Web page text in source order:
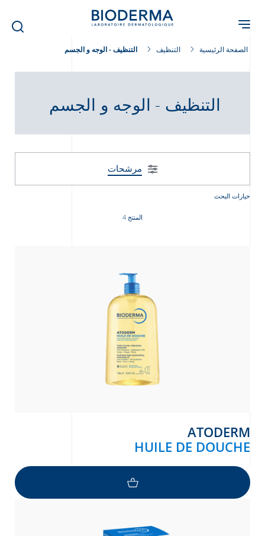
content
الصفحة الرئيسية التنظيف التنظيف - الوجه و الجسم
التنظيف - الوجه و الجسم
مرشحات
خيارات البحث
المنتج 4
ATODERM
HUILE DE DOUCHE